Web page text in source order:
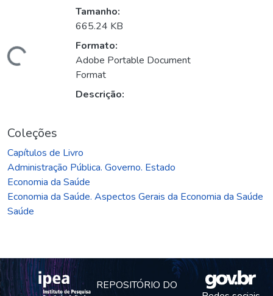
Tamanho:
665.24 KB
Formato:
Adobe Portable Document
Format
Descrição:
Coleções
Capítulos de Livro
Administração Pública. Governo. Estado
Economia da Saúde
Economia da Saúde. Aspectos Gerais da Economia da Saúde
Saúde
REPOSITÓRIO DO